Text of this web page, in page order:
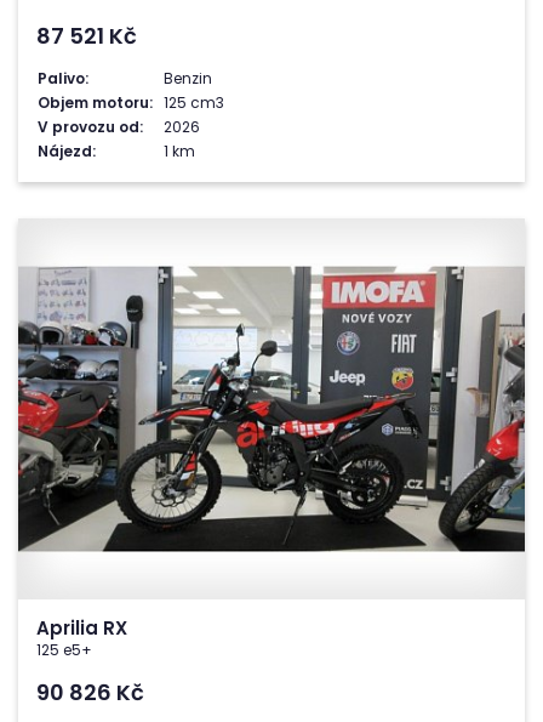
87 521 Kč
Palivo:
Benzin
Objem motoru: 125 cm3
V provozu od:
2026
Nájezd:
1 km
Aprilia RX
125 e5+
90 826 Kč